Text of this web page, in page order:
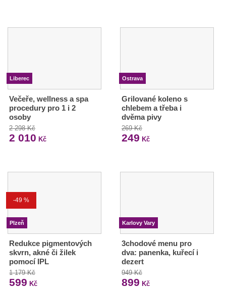
Liberec
Večeře, wellness a spa
procedury pro 1 i 2
osoby
2 298 Kč
2 010 Kč
Ostrava
Grilované koleno s
chlebem a třeba i
dvěma pivy
269 Kč
249 Kč
-49 %
Plzeň
Redukce pigmentových
skvrn, akné či žilek
pomocí IPL
1 179 Kč
599 Kč
Karlovy Vary
3chodové menu pro
dva: panenka, kuřecí i
dezert
949 Kč
899 Kč